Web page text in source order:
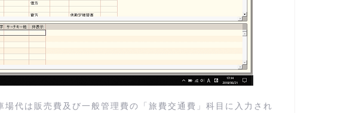
場代は販売費及び一般管理費の「旅費交通費」科目に入力され